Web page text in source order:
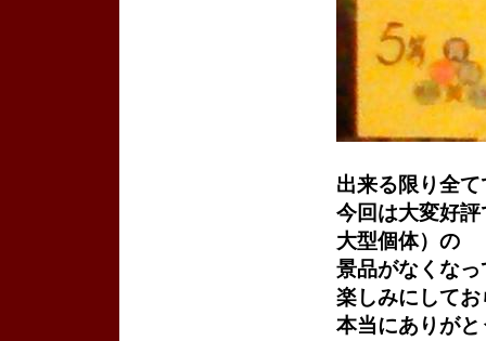
出来る限り全
今回は大変好
大型個体）の
景品がなくな
楽しみにして
本当にありが